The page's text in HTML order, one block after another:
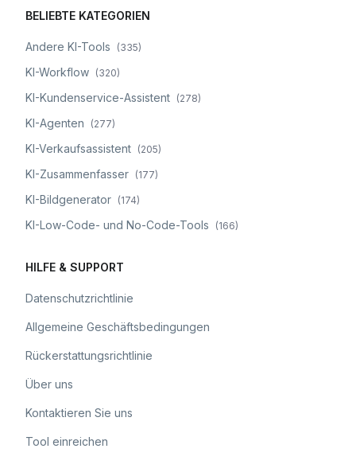
BELIEBTE KATEGORIEN
Andere KI-Tools (335)
KI-Workflow (320)
KI-Kundenservice-Assistent (278)
KI-Agenten (277)
KI-Verkaufsassistent (205)
KI-Zusammenfasser (177)
KI-Bildgenerator (174)
KI-Low-Code- und No-Code-Tools (166)
HILFE & SUPPORT
Datenschutzrichtlinie
Allgemeine Geschäftsbedingungen
Rückerstattungsrichtlinie
Über uns
Kontaktieren Sie uns
Tool einreichen